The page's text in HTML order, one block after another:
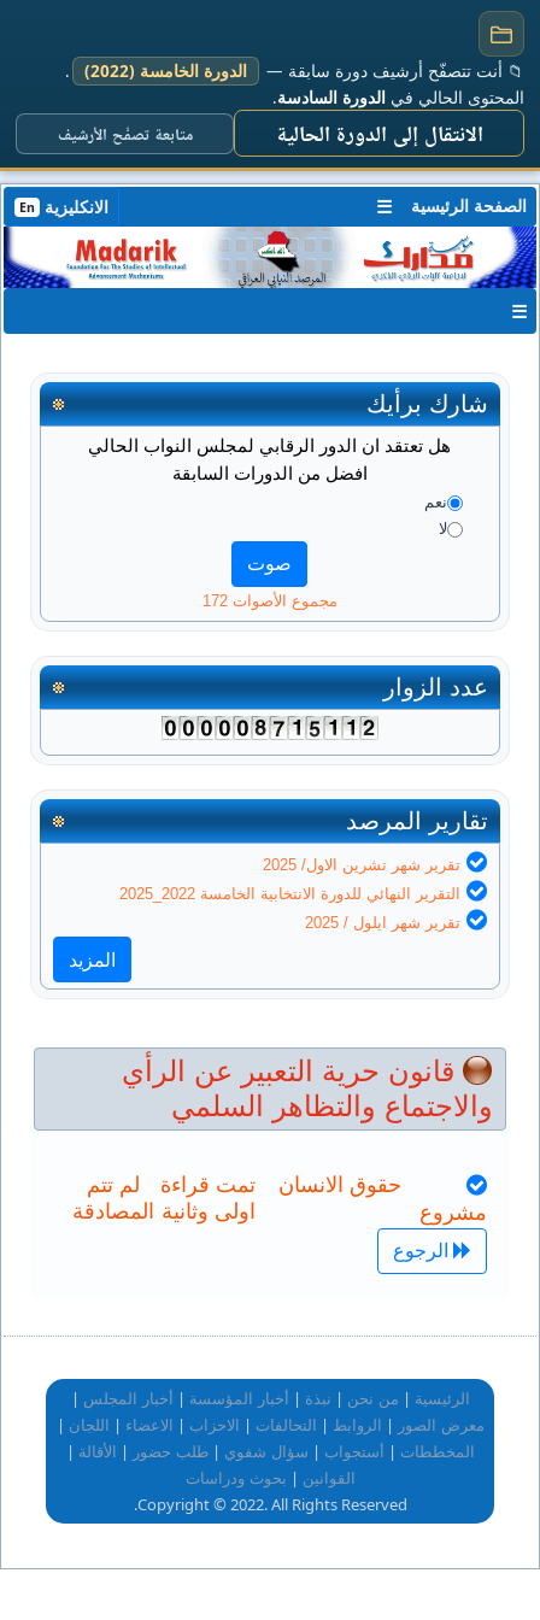
📁 أنت تتصفّح أرشيف دورة سابقة — الدورة الخامسة (2022)
.
المحتوى الحالي في الدورة السادسة.
الانتقال إلى الدورة الحالية متابعة تصفّح الأرشيف
الصفحة الرئيسية ☰ الانكليزية En
☰
شارك برأيك
هل تعتقد ان الدور الرقابي لمجلس النواب الحالي
افضل من الدورات السابقة
نعم
لا
مجموع الأصوات 172
عدد الزوار
تقارير المرصد
تقرير شهر تشرين الاول/ 2025
التقرير النهائي للدورة الانتخابية الخامسة 2022_2025
تقرير شهر ايلول / 2025
المزيد
قانون حرية التعبير عن الرأي
والاجتماع والتظاهر السلمي
مشروع
حقوق الانسان
تمت قراءة
اولى وثانية
لم تتم
المصادقة
الرجوع
الرئيسية | من نحن | نبذة | أخبار المؤسسة | أخبار المجلس |
معرض الصور | الروابط | التحالفات | الاحزاب | الاعضاء | اللجان |
المخططات | أستجواب | سؤال شفوي |طلب حضور | الأقالة |
القوانين | بحوث ودراسات
Copyright © 2022. All Rights Reserved.